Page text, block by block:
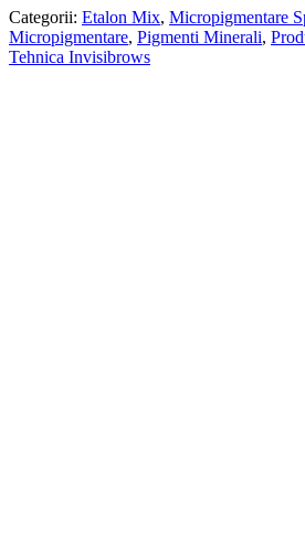
Categorii: Etalon Mix, Micropigmentare
Micropigmentare, Pigmenti Minerali,
Tehnica Invisibrows